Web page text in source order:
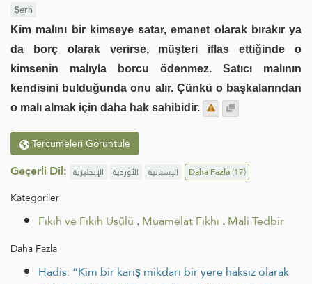
Şerh
Kim malını bir kimseye satar, emanet olarak bırakır ya
da borç olarak verirse, müşteri iflas ettiğinde o
kimsenin malıyla borcu ödenmez. Satıcı malının
kendisini bulduğunda onu alır. Çünkü o başkalarından
o malı almak için daha hak sahibidir.
Tercümeleri Görüntüle
Geçerli Dil: الإنجليزية الأوردية الإسبانية Daha Fazla(17)
Kategoriler
Fıkıh ve Fıkıh Usûlü .Muamelat Fıkhı .Mali Tedbir
Daha Fazla
Hadis: “Kim bir karış mikdarı bir yere haksız olarak